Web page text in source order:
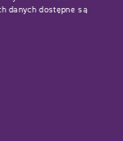
danych dostępne są